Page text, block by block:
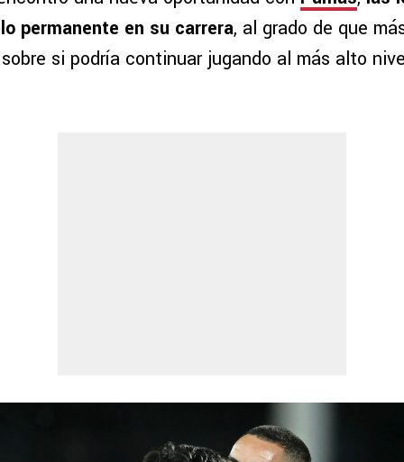
permanente en su carrera, al grado de que
si podría continuar jugando al más alto